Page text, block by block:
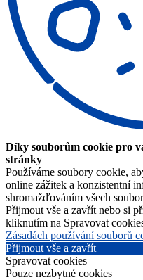
Díky souborům cookie pro
stránky
Používáme soubory cookie,
online zážitek a konzistentní
shromažďováním všech
Přijmout vše a zavřít nebo si
kliknutím na Spravovat
Zásadách používání souborů
Přijmout vše a zavřít
Spravovat cookies
Pouze nezbytné cookies